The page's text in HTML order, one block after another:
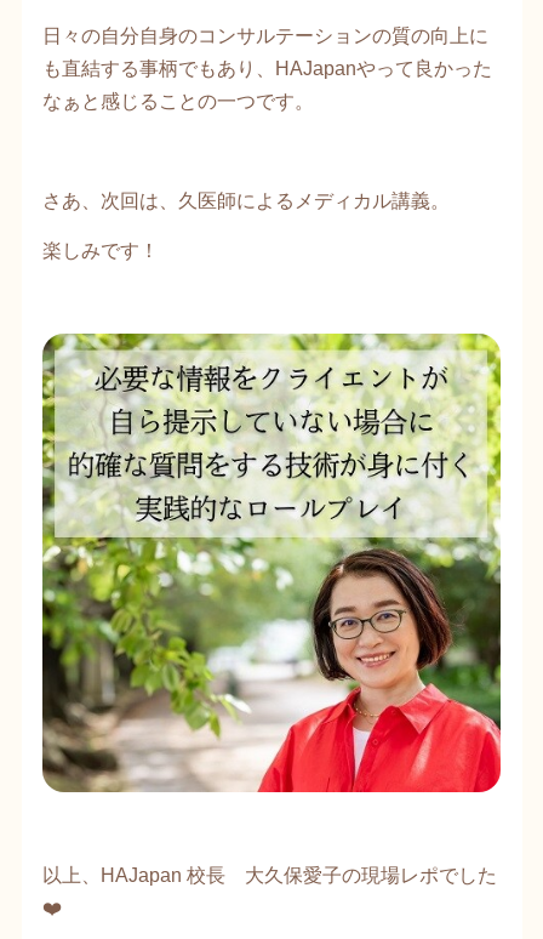
日々の自分自身のコンサルテーションの質の向上に
も直結する事柄でもあり、HAJapanやって良かった
なぁと感じることの一つです。
さあ、次回は、久医師によるメディカル講義。
楽しみです！
以上、HAJapan 校長 大久保愛子の現場レポでした
❤️